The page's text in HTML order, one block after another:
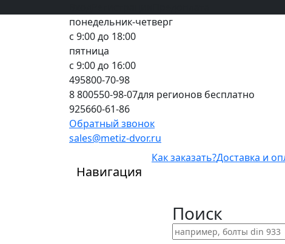
понедельник-четверг
с 9:00 до 18:00
пятница
с 9:00 до 16:00
495800-70-98
8 800550-98-07для регионов бесплатно
925660-61-86
Обратный звонок
sales@metiz-dvor.ru
Навигация
Как заказать?Доставка и
Поиск